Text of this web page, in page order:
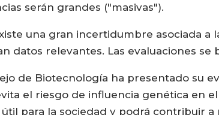
serán grandes ("masivas").
una gran incertidumbre asociada
datos relevantes. Las evaluaciones
de Biotecnología ha presentado su
el riesgo de influencia genética en
para la sociedad y podrá contribuir